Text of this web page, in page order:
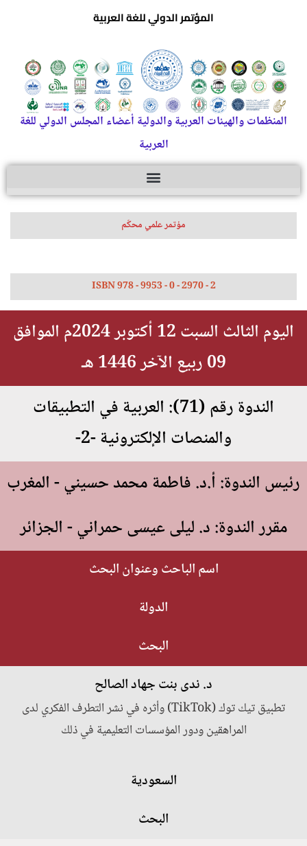
المؤتمر الدولي للغة العربية
المنظمات والهيئات العربية والدولية أعضاء المجلس الدولي للغة
العربية
مؤتمر علمي محكّم
ISBN 978 - 9953 - 0 - 2970 - 2
اليوم الثالث السبت 12 أكتوبر 2024م الموافق
09 ربيع الآخر 1446 هـ
الندوة رقم (71): العربية في التطبيقات
والمنصات الإلكترونية -2-
رئيس الندوة: أ.د. فاطمة محمد حسيني - المغرب
مقرر الندوة: د. ليلى عيسى حمراني - الجزائر
اسم الباحث وعنوان البحث
الدولة
البحث
د. ندى بنت جهاد الصالح
تطبيق تيك توك (TikTok) وأثره في نشر التطرف الفكري لدى
المراهقين ودور المؤسسات التعليمية في ذلك
السعودية
البحث